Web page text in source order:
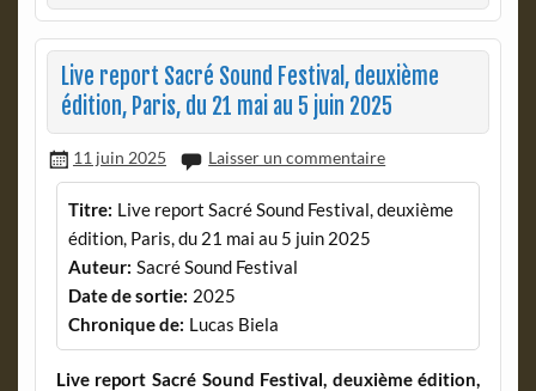
Live report Sacré Sound Festival, deuxième
édition, Paris, du 21 mai au 5 juin 2025
11 juin 2025 Laisser un commentaire
Titre: Live report Sacré Sound Festival, deuxième
édition, Paris, du 21 mai au 5 juin 2025
Auteur: Sacré Sound Festival
Date de sortie: 2025
Chronique de: Lucas Biela
Live report Sacré Sound Festival, deuxième édition,